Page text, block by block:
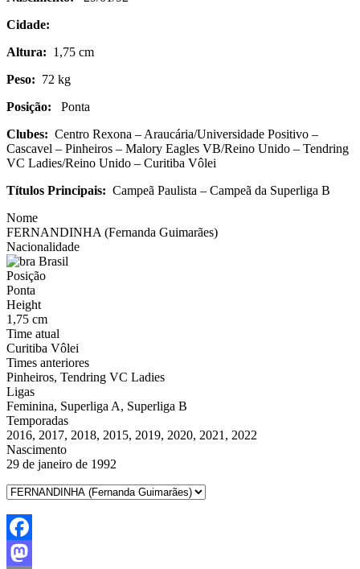
Cidade:
Altura: 1,75 cm
Peso: 72 kg
Posição: Ponta
Clubes: Centro Rexona – Araucária/Universidade Positivo –
Cascavel – Pinheiros – Malory Eagles VB/Reino Unido – Tendring
VC Ladies/Reino Unido – Curitiba Vôlei
Títulos Principais: Campeã Paulista – Campeã da Superliga B
Nome
FERNANDINHA (Fernanda Guimarães)
Nacionalidade
Brasil
Posição
Ponta
Height
1,75 cm
Time atual
Curitiba Vôlei
Times anteriores
Pinheiros, Tendring VC Ladies
Ligas
Feminina, Superliga A, Superliga B
Temporadas
2016, 2017, 2018, 2015, 2019, 2020, 2021, 2022
Nascimento
29 de janeiro de 1992
Facebook